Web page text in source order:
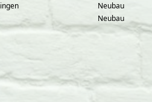
Neubau
Neubau